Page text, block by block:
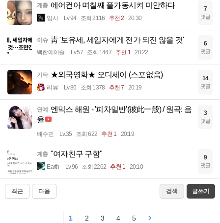
계층 에어컨아 며칠째 풀가동시켜 미안하다
입사 Lv.94 조회 2116 추천 2 20:30
7
댓글
이슈 靑 '보유세, 세입자에게 전가 되진 않을 것'
백합에이슬 Lv.57 조회 1447 추천 1 20:22
6
댓글
기타 ★외국영화★ 오디세이 (스포없음)
리뷰 Lv.86 조회 1378 추천 7 20:19
14
댓글
연예
엔믹스 해원 - '피차일반'(彼此一般) / 원곡: 음
율
배수민 Lv.35 조회 622 추천 1 20:19
3
댓글
계층 "여자친구 구함"
Earth Lv.96 조회 2262 추천 1 20:10
9
댓글
최근 다음 검색 글쓰기
1 2 3 4 5